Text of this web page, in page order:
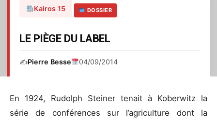
Kairos 15 DOSSIER
LE PIÈGE DU LABEL
✍️Pierre Besse 04/09/2014
En 1924, Rudolph Steiner tenait à Koberwitz la
série de conférences sur l’agriculture dont la